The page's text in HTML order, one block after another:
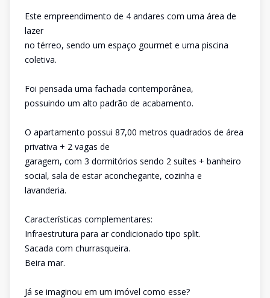
Este empreendimento de 4 andares com uma área de
lazer
no térreo, sendo um espaço gourmet e uma piscina
coletiva.
Foi pensada uma fachada contemporânea,
possuindo um alto padrão de acabamento.
O apartamento possui 87,00 metros quadrados de área
privativa + 2 vagas de
garagem, com 3 dormitórios sendo 2 suítes + banheiro
social, sala de estar aconchegante, cozinha e
lavanderia.
Características complementares:
Infraestrutura para ar condicionado tipo split.
Sacada com churrasqueira.
Beira mar.
Já se imaginou em um imóvel como esse?